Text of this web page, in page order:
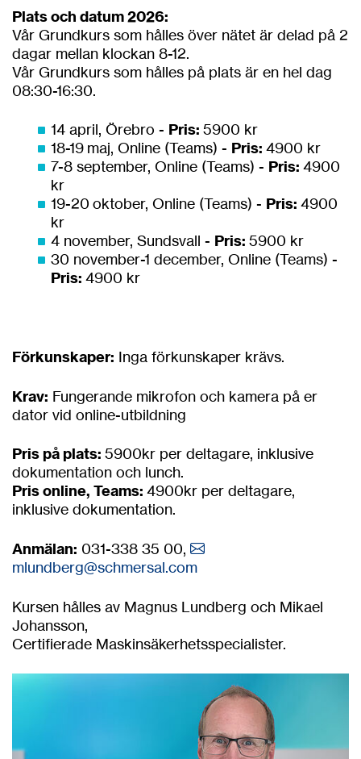
Plats och datum 2026:
Vår Grundkurs som hålles över nätet är delad på 2
dagar mellan klockan 8-12.
Vår Grundkurs som hålles på plats är en hel dag
08:30-16:30.
14 april, Örebro - Pris: 5900 kr
18-19 maj, Online (Teams) - Pris: 4900 kr
7-8 september, Online (Teams) - Pris: 4900
kr
19-20 oktober, Online (Teams) - Pris: 4900
kr
4 november, Sundsvall - Pris: 5900 kr
30 november-1 december, Online (Teams) -
Pris: 4900 kr
Förkunskaper: Inga förkunskaper krävs.
Krav: Fungerande mikrofon och kamera på er
dator vid online-utbildning
Pris på plats: 5900kr per deltagare, inklusive
dokumentation och lunch.
Pris online, Teams: 4900kr per deltagare,
inklusive dokumentation.
Anmälan: 031-338 35 00,
mlundberg@schmersal.com
Kursen hålles av Magnus Lundberg och Mikael
Johansson,
Certifierade Maskinsäkerhetsspecialister.